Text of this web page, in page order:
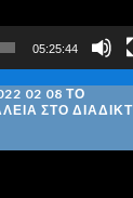
05:25:44
02 08 ΤΟ
ΣΤΟ